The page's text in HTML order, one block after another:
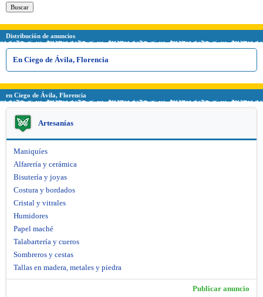
Distribución de anuncios
En Ciego de Ávila, Florencia
en Ciego de Ávila, Florencia
Artesanías
Maniquíes
Alfarería y cerámica
Bisutería y joyas
Costura y bordados
Cristal y vitrales
Humidores
Papel maché
Talabartería y cueros
Sombreros y cestas
Tallas en madera, metales y piedra
Publicar anuncio